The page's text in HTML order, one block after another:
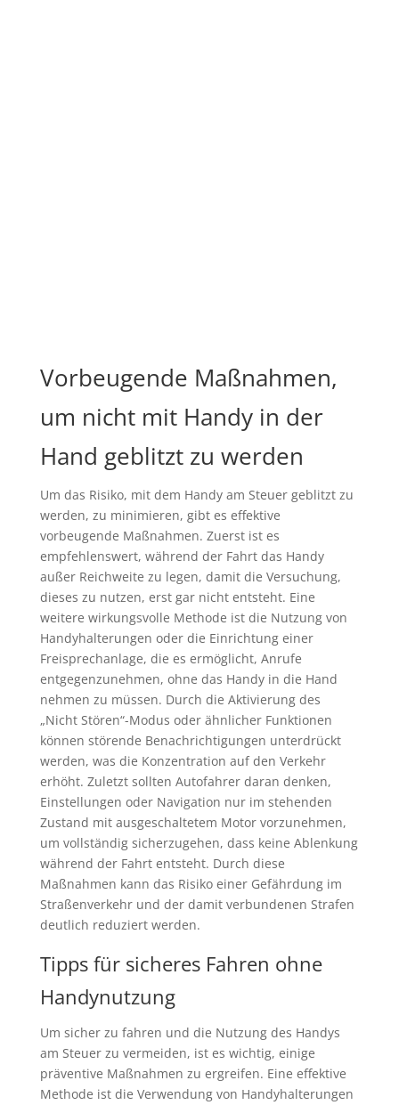
Vorbeugende Maßnahmen,
um nicht mit Handy in der
Hand geblitzt zu werden
Um das Risiko, mit dem Handy am Steuer geblitzt zu
werden, zu minimieren, gibt es effektive
vorbeugende Maßnahmen. Zuerst ist es
empfehlenswert, während der Fahrt das Handy
außer Reichweite zu legen, damit die Versuchung,
dieses zu nutzen, erst gar nicht entsteht. Eine
weitere wirkungsvolle Methode ist die Nutzung von
Handyhalterungen oder die Einrichtung einer
Freisprechanlage, die es ermöglicht, Anrufe
entgegenzunehmen, ohne das Handy in die Hand
nehmen zu müssen. Durch die Aktivierung des
„Nicht Stören“-Modus oder ähnlicher Funktionen
können störende Benachrichtigungen unterdrückt
werden, was die Konzentration auf den Verkehr
erhöht. Zuletzt sollten Autofahrer daran denken,
Einstellungen oder Navigation nur im stehenden
Zustand mit ausgeschaltetem Motor vorzunehmen,
um vollständig sicherzugehen, dass keine Ablenkung
während der Fahrt entsteht. Durch diese
Maßnahmen kann das Risiko einer Gefährdung im
Straßenverkehr und der damit verbundenen Strafen
deutlich reduziert werden.
Tipps für sicheres Fahren ohne
Handynutzung
Um sicher zu fahren und die Nutzung des Handys
am Steuer zu vermeiden, ist es wichtig, einige
präventive Maßnahmen zu ergreifen. Eine effektive
Methode ist die Verwendung von Handyhalterungen